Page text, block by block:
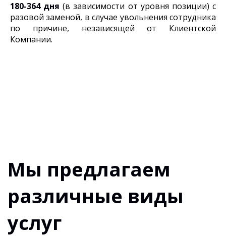
180-364 дня (в зависимости от уровня позиции) с
разовой заменой, в случае увольнения сотрудника
по причине, независящей от Клиентской
Компании.
Мы предлагаем
различные виды
услуг